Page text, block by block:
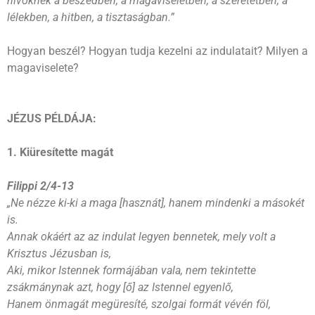
lélekben, a hitben, a tisztaságban.”
Hogyan beszél? Hogyan tudja kezelni az indulatait? Milyen a
magaviselete?
JÉZUS PÉLDÁJA:
1. Kiüresítette magát
Filippi 2/4-13
„Ne nézze ki-ki a maga [hasznát], hanem mindenki a másokét
is.
Annak okáért az az indulat legyen bennetek, mely volt a
Krisztus Jézusban is,
Aki, mikor Istennek formájában vala, nem tekintette
zsákmánynak azt, hogy [ő] az Istennel egyenlő,
Hanem önmagát megüresíté, szolgai formát vévén föl,